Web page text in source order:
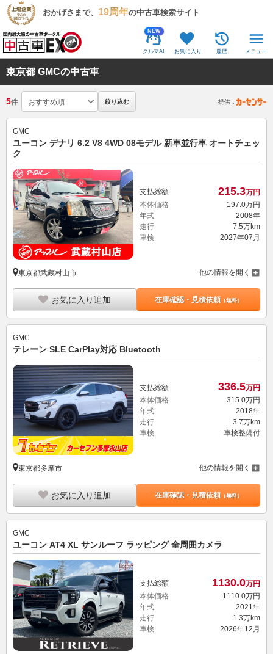
おかげさまで、 19周年の中古車検索サイト
NEW
クルマAI お気に入り 履歴 メニュー
東京都 GMCの中古車
5件 絞り込む 提供：
GMC
ユーコン デナリ 6.2 V8 4WD 08モデル 新車並行車 オートチェッ
ク
支払総額 215.3万円
本体価格
197. 0万円
年式
2008年
走行
7.5万km
車検
2027年07月
東京都武蔵村山市 他の情報を開く
お気に入り追加 在庫確認・見積依頼（無料）
GMC
テレーン SLE CarPlay対応 Bluetooth
支払総額 336.5万円
本体価格
315.0万円
年式
2018年
走行
3.7万km
車検
車検整備付
東京都多摩市 他の情報を開く
お気に入り追加 在庫確認・見積依頼（無料）
GMC
ユーコン AT4 XL サンルーフ ラッピング 全周囲カメラ
支払総額 1130.0万円
本体価格
1110. 0万円
年式
2021年
走行
1.3万km
車検
2026年12月